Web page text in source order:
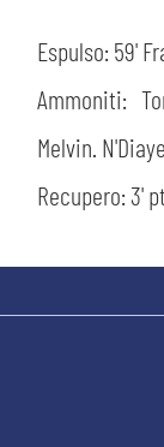
Espulso: 59'
Ammoniti:
Melvin.
Recupero: 3'